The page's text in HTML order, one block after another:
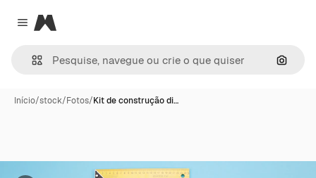
Close menu
Magnific
Início/stock/Fotos/Kit de construção di…